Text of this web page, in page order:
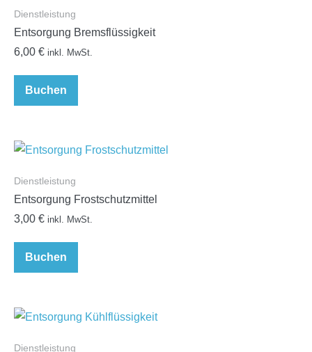
Dienstleistung
Entsorgung Bremsflüssigkeit
6,00 € inkl. MwSt.
Buchen
Dienstleistung
Entsorgung Frostschutzmittel
3,00 € inkl. MwSt.
Buchen
Dienstleistung